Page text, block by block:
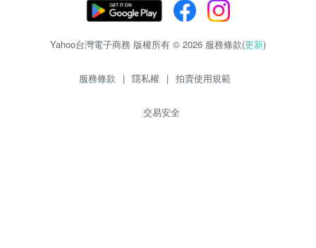
Yahoo台灣電子商務 版權所有 © 2026 服務條款(更新)
服務條款 | 隱私權 | 拍賣使用規範
交易安全